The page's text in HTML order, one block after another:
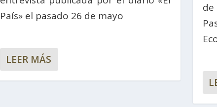
País» el pasado 26 de mayo
LEER MÁS